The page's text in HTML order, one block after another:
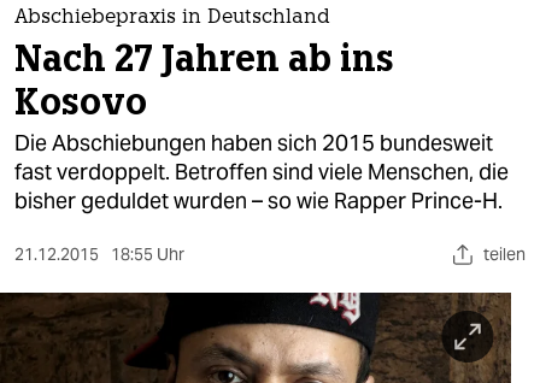
themen
politik
öko
gesellschaft
sport
berlin
Abschiebepraxis in Deutschland
Nach 27 Jahren ab ins
Kosovo
Die Abschiebungen haben sich 2015 bundesweit
fast verdoppelt. Betroffen sind viele Menschen, die
bisher geduldet wurden – so wie Rapper Prince-H.
21.12.2015 18:55 Uhr teilen